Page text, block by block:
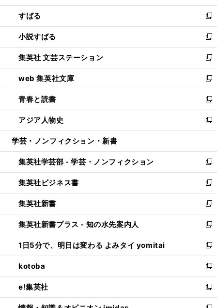
開
く
ウ
で
開
く
ン
ド
ウ
で
開
く
すばる
新
し
い
ウ
ィ
ン
ド
ウ
で
開
く
小説すばる
新
し
い
ウ
ィ
ン
ド
ウ
で
開
集英社 文芸ステーション
新
し
い
ウ
ィ
ン
ド
ウ
開
く
web 集英社文庫
新
し
い
ウ
ィ
ン
ウ
で
開
く
青春と読書
新
し
い
ウ
ン
ド
ウ
で
開
く
アジア人物史
新
し
ウ
ィ
ン
ド
ウ
で
開
く
学芸・ノンフィクション・新書
集英社学芸部 - 学芸・ノンフィクション
新
し
い
ウ
ィ
ン
ド
ウ
で
開
く
集英社ビジネス書
新
し
い
ウ
ィ
ン
ド
ウ
で
開
く
集英社新書
新
し
い
ウ
ィ
ン
ド
ウ
で
開
集英社新書プラス - 知の水先案内人
新
し
い
ウ
ィ
ン
ド
ウ
1日5分で、明日は変わる よみタイ yomitai
新
し
い
ウ
ィ
ン
kotoba
新
し
い
ウ
e!集英社
新
し